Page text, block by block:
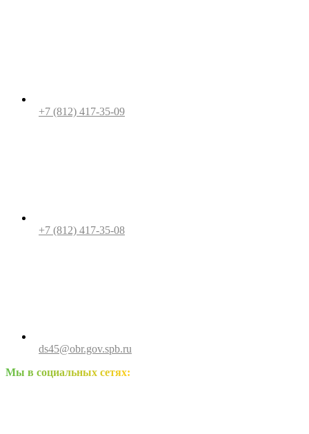
+7 (812) 417-35-09
+7 (812) 417-35-08
ds45@obr.gov.spb.ru
Мы в социальных сетях: